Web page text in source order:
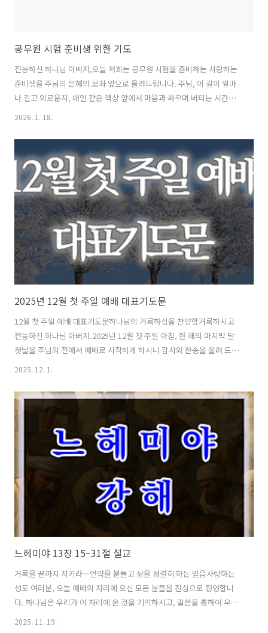
공무원 시험 준비생 위한 기도
전능하신 하나님 아버지,오늘 저희는 공무원 시험을 준비하는 사랑하는
준비생을 주님의 은혜의 보좌 앞으로 올려드립니다. 주님, 이 길이 얼마
나 길고 외로운지, 매일 같은 책상 앞에서 마음과 싸우며 버티는 시간이
감이 낮아지고, “나는 왜 이렇게 더딜까” 하는 생각에 마음이 눌리는 순
간들까지도 주님은 알고 계십니다. 그러니 오늘, 주님의 따뜻한 위로로
이 심령을 감싸 주옵소서.하나님, 먼저 이 준비생의 정체성을 지켜 주옵
소서. 시험 결과가 이 사람의 가치가 되지 않게 하시고, 점수와 등수가 이
사람의 이름을 대신하지 못하게 하옵소서. 세상은 성취로 사람을 분류하
지만, ..
2026. 1. 18.
2025년 12월 첫 주일 예배 대표기도문
12월 첫 주일 예배 대표기도문하나님의 거룩하심을 찬양함거룩하시고
전능하신 하나님 아버지.2025년 12월 첫 주일 아침, 한 해의 마지막 달
첫날을 주님의 전에서 예배로 시작하게 하시니 감사와 찬송을 올려 드립
니다.천지를 창조하시고 역사를 주관하시는 주님께서, 연약한 저희를 오
에 합당하신 하나님을 높여 드립니다.태초에 말씀으로 천지를 지으시고,
사람을 하나님의 형상대로 지으셔서하나님과 교제하며 살도록 지으신
창조주 하나님을 찬양합니다.그러나 아담의 타락으로 인하여 온 인류가
죄와 사망 아래 떨어졌음에도,우리를 즉시 심판 가운데 버려두지 아니하
시고,여자의 후손을 약속하시고, 아브라함과 이삭과 야곱에게 언약을 세
우시며,언약의 백성을 통해 메..
2025. 12. 1.
느헤미야 13장 15–31절 설교
거룩을 끝까지 지키라—언약을 붙들고 삶을 성결히 하는 믿음사랑하는
성도 여러분, 오늘 예배의 자리에 오신 모든 분들을 진심으로 환영합니
다. 하나님은 우리가 이 자리에 온 것을 기억하시고, 말씀을 통하여 우리
의 영혼을 새롭게 하시는 분입니다. 오늘 본문은 느헤미야서의 마지막 장
2025. 11. 19.